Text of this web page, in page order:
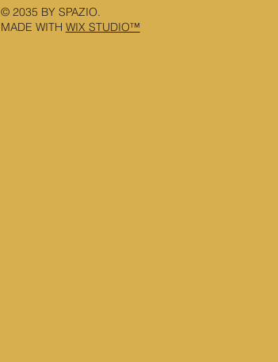
© 2035 BY SPAZIO.
MADE WITH WIX STUDIO™